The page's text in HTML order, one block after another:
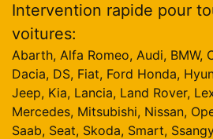
Intervention rapide pour
voitures:
Abarth, Alfa Romeo, Audi, BMW,
Dacia, DS, Fiat, Ford Honda,
Jeep, Kia, Lancia, Land Rover,
Mercedes, Mitsubishi, Nissan,
Saab, Seat, Skoda, Smart,